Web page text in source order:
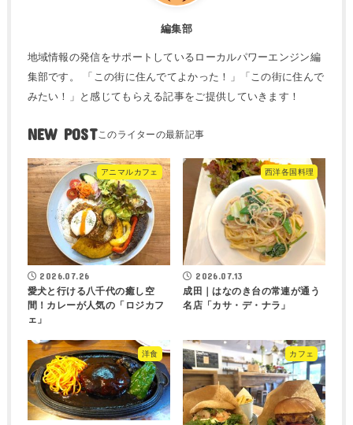
編集部
地域情報の発信をサポートしているローカルパワーエンジン編
集部です。 「この街に住んでてよかった！」「この街に住んで
みたい！」と感じてもらえる記事をご提供していきます！
NEW POST
アニマルカフェ
2026.07.26
愛犬と行ける八千代の癒し空
間！カレーが人気の「ロジカフ
ェ」
西洋各国料理
2026.07.13
成田｜はなのき台の常連が通う
名店「カサ・デ・ナラ」
洋食 カフェ